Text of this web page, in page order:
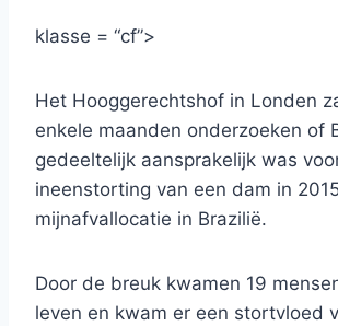
klasse = “cf”>
Het Hooggerechtshof in Londen
enkele maanden onderzoeken of
gedeeltelijk aansprakelijk was
ineenstorting van een dam in
mijnafvallocatie in Brazilië.
Door de breuk kwamen 19
leven en kwam er een stortvloed